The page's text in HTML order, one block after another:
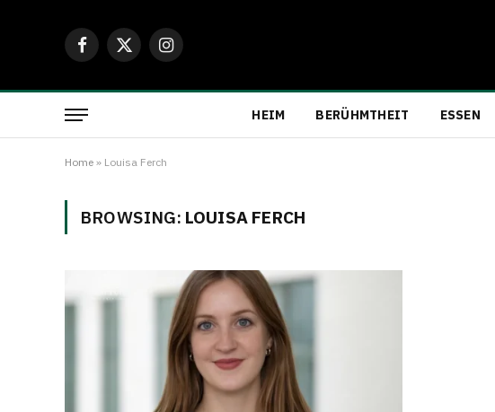
Facebook
X
Instagram
HEIM BERÜHMTHEIT ESSEN
Home » Louisa Ferch
BROWSING: LOUISA FERCH